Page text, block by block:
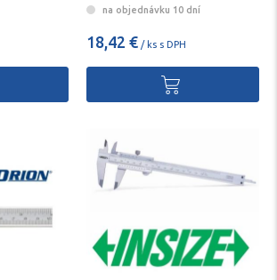
na objednávku 10 dní
18,42 € / ks s DPH